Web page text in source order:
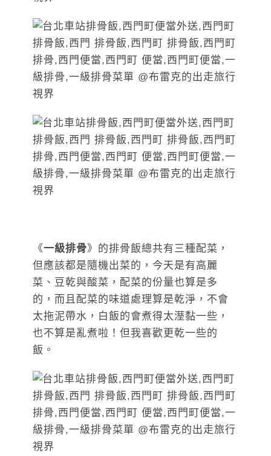
《一級排骨》的排骨飯總共有三種配菜，
但應該都是隨機出菜的，今天是有高麗
菜、豆乾與酸菜，配菜的份量也算是多
的，而且配菜的味道處理算是乾淨，不會
太拖泥帶水，白飯的會煮得太溼黏一些，
也不算是亂煮啦！但我喜歡更乾一些的
飯。